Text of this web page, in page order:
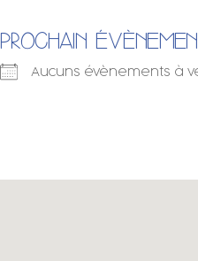
PROCHAIN
Aucuns évènements à